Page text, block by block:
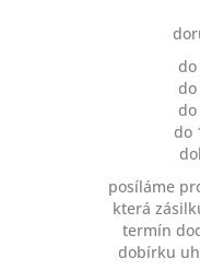
do
do
do
do
posíláme
která
termín
dobírku